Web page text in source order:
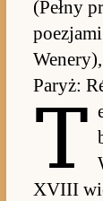
(Pełny
Pa­ryż:
T
XVIII